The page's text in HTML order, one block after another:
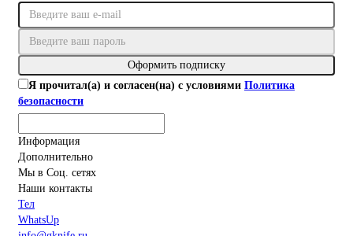
Оформить подписку
Я прочитал(а) и согласен(на) с условиями Политика
безопасности
Информация
Дополнительно
Мы в Соц. сетях
Наши контакты
Тел
WhatsUp